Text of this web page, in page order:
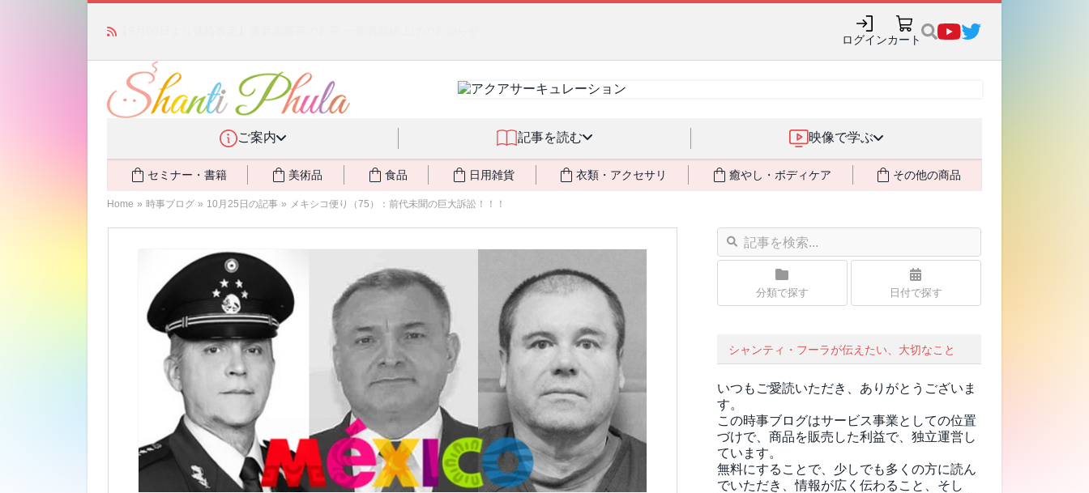
ログインカート
ご案内 記事を読む 映像で学ぶ
セミナー・書籍 美術品 食品 日用雑貨 衣類・アクセサリ 癒やし・ボディケア その他の商品
Home » 時事ブログ » 10月25日の記事 » メキシコ便り（75）：前代未聞の巨大訴訟！！！
分類で探す 日付で探す
シャンティ・フーラが伝えたい、大切なこと
いつもご愛読いただき、ありがとうございま
す。
この時事ブログはサービス事業としての位置
づけで、商品を販売した利益で、独立運営し
ています。
無料にすることで、少しでも多くの方に読ん
でいただき、情報が広く伝わること、そし